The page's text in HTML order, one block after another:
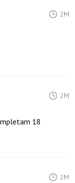
2M
2M
18
2M